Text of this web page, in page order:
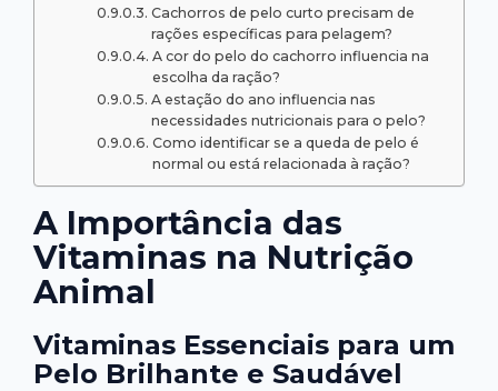
Cachorros de pelo curto precisam de
rações específicas para pelagem?
A cor do pelo do cachorro influencia na
escolha da ração?
A estação do ano influencia nas
necessidades nutricionais para o pelo?
Como identificar se a queda de pelo é
normal ou está relacionada à ração?
A Importância das
Vitaminas na Nutrição
Animal
Vitaminas Essenciais para um
Pelo Brilhante e Saudável